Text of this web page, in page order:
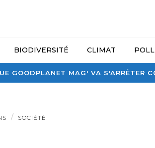
GOODPLANET MAG' VA
BIODIVERSITÉ CLIMAT
SOCIÉTÉ